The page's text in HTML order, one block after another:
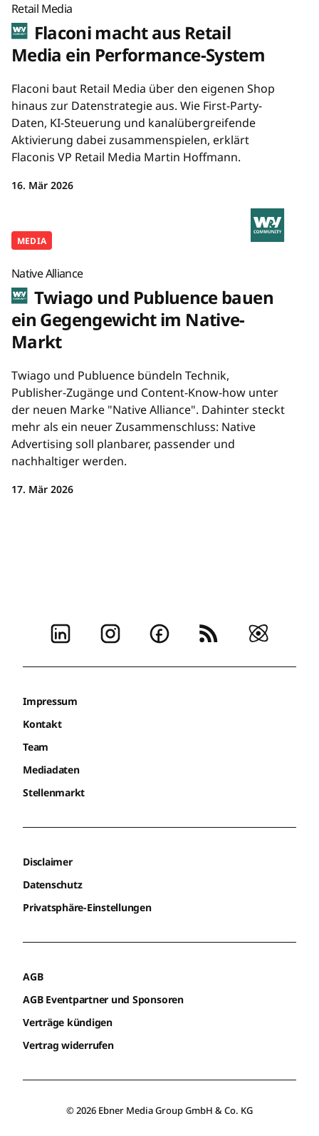
Retail Media
Flaconi macht aus Retail
Media ein Performance-System
Flaconi baut Retail Media über den eigenen Shop
hinaus zur Datenstrategie aus. Wie First-Party-
Daten, KI-Steuerung und kanalübergreifende
Aktivierung dabei zusammenspielen, erklärt
Flaconis VP Retail Media Martin Hoffmann.
16. Mär 2026
MEDIA
Native Alliance
Twiago und Publuence bauen
ein Gegengewicht im Native-
Markt
Twiago und Publuence bündeln Technik,
Publisher-Zugänge und Content-Know-how unter
der neuen Marke "Native Alliance". Dahinter steckt
mehr als ein neuer Zusammenschluss: Native
Advertising soll planbarer, passender und
nachhaltiger werden.
17. Mär 2026
Impressum
Kontakt
Team
Mediadaten
Stellenmarkt
Disclaimer
Datenschutz
Privatsphäre-Einstellungen
AGB
AGB Eventpartner und Sponsoren
Verträge kündigen
Vertrag widerrufen
© 2026 Ebner Media Group GmbH & Co. KG